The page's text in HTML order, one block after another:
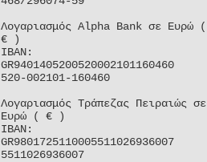
Λογαριασμός Alpha Bank σε Ευρώ (
€ )
IBAN:
GR9401405200520002101160460
520-002101-160460
Λογαριασμός Τράπεζας Πειραιώς σε
Ευρώ ( € )
IBAN:
GR9801725110005511026936007
5511026936007